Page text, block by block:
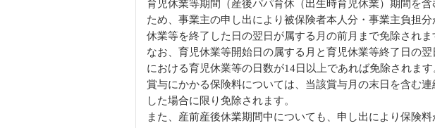
育児休業等期間（産後パパ育休（出生時育児休業）期間を
ため、事業主の申し出により被保険者本人分・事業主負担
休業等を終了した日の翌日が属する月の前月まで免除されま
なお、育児休業等開始日の属する月と育児休業等終了日の
における育児休業等の日数が14日以上であれば免除されます
賞与にかかる保険料については、当該賞与月の末日を含む
した場合に限り免除されます。
また、産前産後休業期間中についても、申し出により保険料